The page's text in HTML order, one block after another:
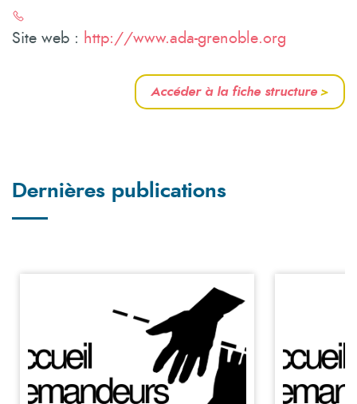
Site web : http://www.ada-grenoble.org
Accéder à la fiche structure>
Dernières publications